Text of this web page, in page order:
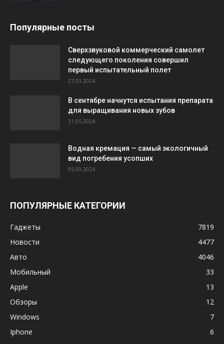
Популярные посты
Сверхзвуковой коммерческий самолет
следующего поколения совершил
первый испытательный полет
27.03.2024
В сентябре начнутся испытания препарата
для выращивания новых зубов
31.05.2024
Водная кремация — самый экологичный
вид погребения усопших
05.09.2024
ПОПУЛЯРНЫЕ КАТЕГОРИИ
Гаджеты
7819
Новости
4477
Авто
4046
Мобильный
33
Apple
13
Обзоры
12
Windows
7
Iphone
6